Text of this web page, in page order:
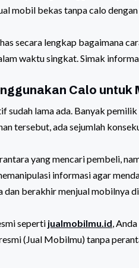
mobil bekas tanpa calo
secara lengkap bagaimana
waktu singkat. Simak
Calo untuk
sudah lama ada. Banyak
tersebut, ada sejumlah
yang mencari pembeli,
informasi agar
dan berakhir menjual mobilnya
seperti jualmobilmu.id,
(Jual Mobilmu) tanpa